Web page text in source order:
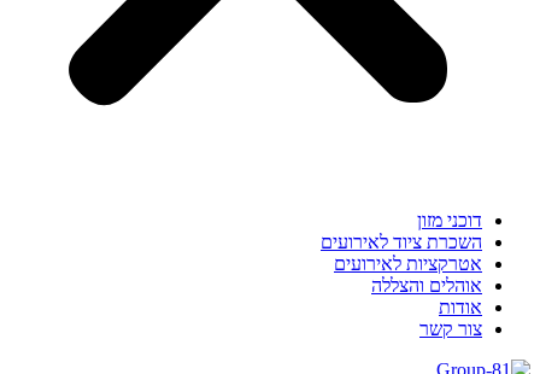
דוכני מזון
השכרת ציוד לאירועים
אטרקציות לאירועים
אוהלים והצללה
אודות
צור קשר